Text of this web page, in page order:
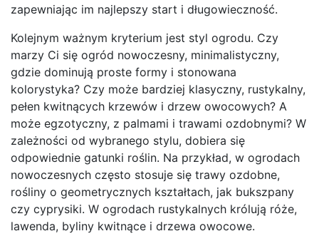
zapewniając im najlepszy start i długowieczność.
Kolejnym ważnym kryterium jest styl ogrodu. Czy
marzy Ci się ogród nowoczesny, minimalistyczny,
gdzie dominują proste formy i stonowana
kolorystyka? Czy może bardziej klasyczny, rustykalny,
pełen kwitnących krzewów i drzew owocowych? A
może egzotyczny, z palmami i trawami ozdobnymi? W
zależności od wybranego stylu, dobiera się
odpowiednie gatunki roślin. Na przykład, w ogrodach
nowoczesnych często stosuje się trawy ozdobne,
rośliny o geometrycznych kształtach, jak bukszpany
czy cyprysiki. W ogrodach rustykalnych królują róże,
lawenda, byliny kwitnące i drzewa owocowe.